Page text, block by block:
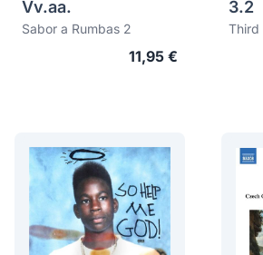
Vv.aa.
Sabor a Rumbas 2
11,95 €
3.2
Third